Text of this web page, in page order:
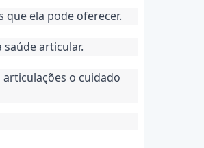
ela pode oferecer.
articular.
o cuidado